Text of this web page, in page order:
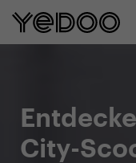
5 Jahre Rahmengarantie
City-